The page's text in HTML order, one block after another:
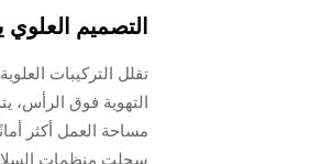
التصميم العلوي
التهوية فوق الرأس،
مساحة العمل أكثر